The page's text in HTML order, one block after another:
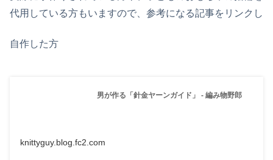
代用している方もいますので、参考になる記事をリンクし
自作した方
男が作る「針金ヤーンガイド」 - 編み物野郎
knittyguy.blog.fc2.com